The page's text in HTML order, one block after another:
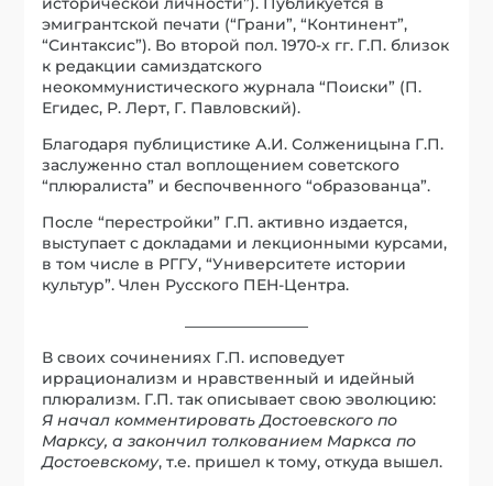
эмигрантской печати (“Грани”, “Континент”,
“Синтаксис”). Во второй пол. 1970-х гг. Г.П. близок
к редакции самиздатского
неокоммунистического журнала “Поиски” (П.
Егидес, Р. Лерт, Г. Павловский).
Благодаря публицистике А.И. Солженицына Г.П.
заслуженно стал воплощением советского
“плюралиста” и беспочвенного “образованца”.
После “перестройки” Г.П. активно издается,
выступает с докладами и лекционными курсами,
в том числе в РГГУ, “Университете истории
культур”. Член Русского ПЕН-Центра.
В своих сочинениях Г.П. исповедует
иррационализм и нравственный и идейный
плюрализм. Г.П. так описывает свою эволюцию:
Я начал комментировать Достоевского по
Марксу, а закончил толкованием Маркса по
Достоевскому, т.е. пришел к тому, откуда вышел.